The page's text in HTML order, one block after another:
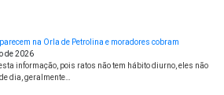
na Orla de Petrolina e moradores cobram
de 2026
informação, pois ratos não tem hábito diurno, eles não
dia, geralmente…